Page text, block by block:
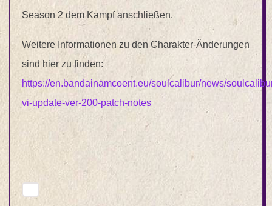
Season 2 dem Kampf anschließen.
Weitere Informationen zu den Charakter-Änderungen
sind hier zu finden:
https://en.bandainamcoent.eu/soulcalibur/news/
vi-update-ver-200-patch-notes